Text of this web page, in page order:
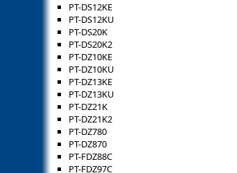
PT-DS12KE
PT-DS12KU
PT-DS20K
PT-DS20K2
PT-DZ10KE
PT-DZ10KU
PT-DZ13KE
PT-DZ13KU
PT-DZ21K
PT-DZ21K2
PT-DZ780
PT-DZ870
PT-FDZ88C
PT-FDZ97C